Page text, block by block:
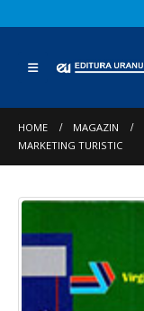
HOME MAGAZIN
MARKETING TURISTIC